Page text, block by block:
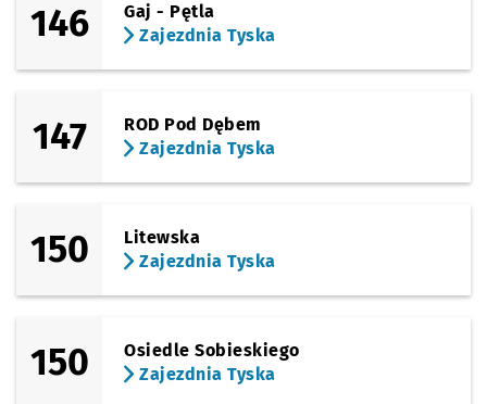
146
Gaj - Pętla
Zajezdnia Tyska
147
ROD Pod Dębem
Zajezdnia Tyska
150
Litewska
Zajezdnia Tyska
150
Osiedle Sobieskiego
Zajezdnia Tyska